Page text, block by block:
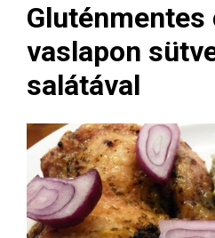
vaslapon
salátával